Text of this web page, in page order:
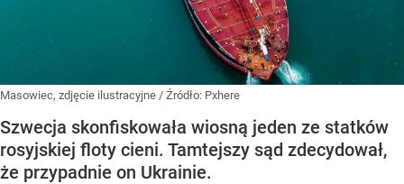
Masowiec, zdjęcie ilustracyjne / Źródło: Pxhere
Szwecja skonfiskowała wiosną jeden ze statków
rosyjskiej floty cieni. Tamtejszy sąd zdecydował,
że przypadnie on Ukrainie.